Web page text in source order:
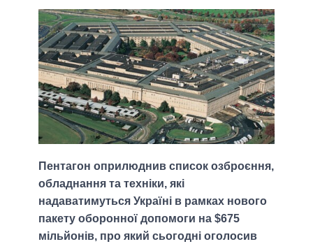
Пентагон оприлюднив список озброєння,
обладнання та техніки, які
надаватимуться Україні в рамках нового
пакету оборонної допомоги на $675
мільйонів, про який сьогодні оголосив